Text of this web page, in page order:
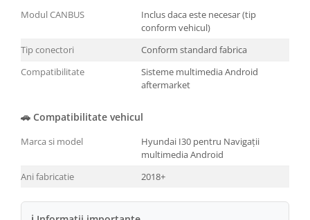
Conectică Opel
Conectică Honda
Conectică Suzuki
Conectică Renault
Modul CANBUS
Inclus daca este necesar (tip
conform vehicul)
Tip conectori
Conform standard fabrica
Compatibilitate
Sisteme multimedia Android
aftermarket
🚗 Compatibilitate vehicul
Marca si model
Hyundai I30 pentru Navigații
multimedia Android
Ani fabricatie
2018+